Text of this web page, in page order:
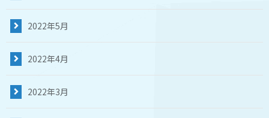
2022年5月
2022年4月
2022年3月